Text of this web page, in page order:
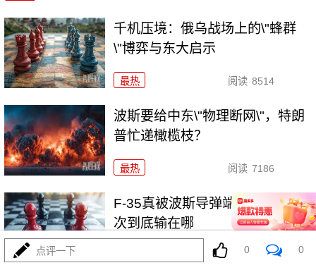
千机压境：俄乌战场上的\"蜂群
\"博弈与东大启示
最热 阅读 8514
波斯要给中东\"物理断网\"，特朗
普忙递橄榄枝？
最热 阅读 7186
F-35真被波斯导弹端了！美军这
次到底输在哪
阅读 6998
点评一下 0 0